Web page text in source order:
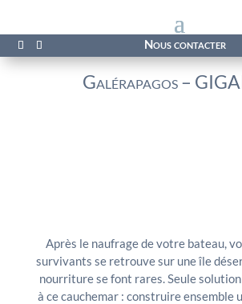
Nous contacter
Galérapagos –
Après le naufrage de votre bateau,
survivants se retrouve sur une île
nourriture se font rares. Seule
à ce cauchemar : construire ensemble